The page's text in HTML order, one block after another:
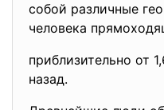
собой различные
человека
приблизительно от
назад.